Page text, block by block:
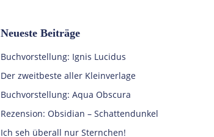
Neueste Beiträge
Buchvorstellung: Ignis Lucidus
Der zweitbeste aller Kleinverlage
Buchvorstellung: Aqua Obscura
Rezension: Obsidian – Schattendunkel
Ich seh überall nur Sternchen!